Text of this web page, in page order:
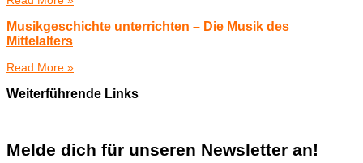
Musikgeschichte unterrichten – Die Musik des
Mittelalters
Read More »
Weiterführende Links
Melde dich für unseren Newsletter an!